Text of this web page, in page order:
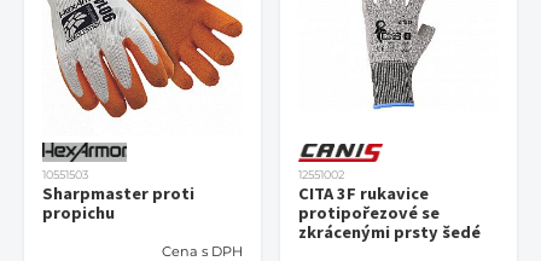
10551503
Sharpmaster proti
propichu
Cena s DPH
12551002
CITA 3F rukavice
protipořezové se
zkrácenými prsty šedé